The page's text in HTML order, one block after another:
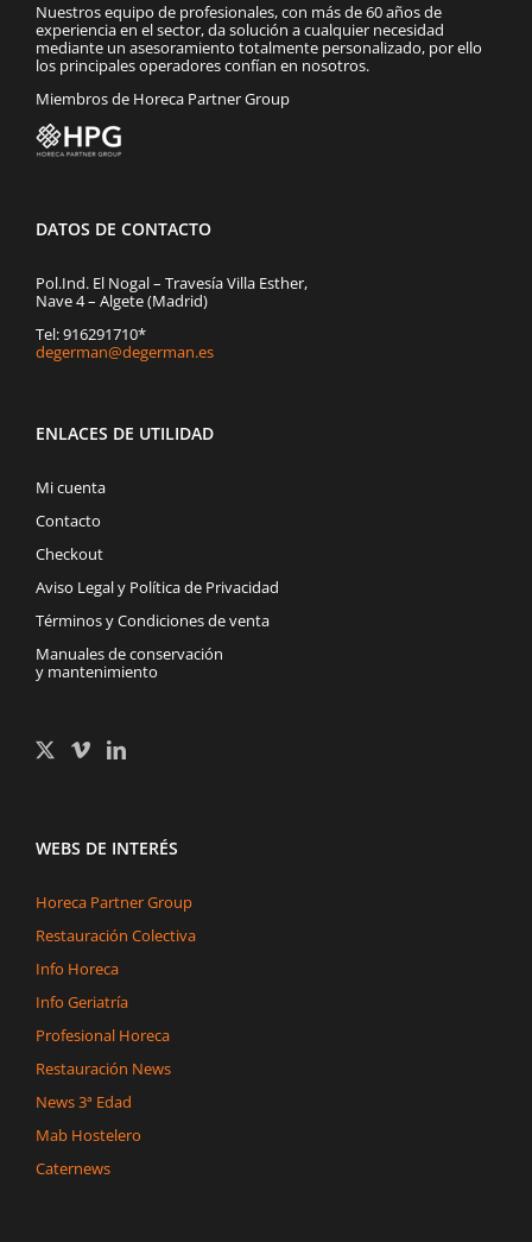
Nuestros equipo de profesionales, con más de 60 años de
experiencia en el sector, da solución a cualquier necesidad
mediante un asesoramiento totalmente personalizado, por ello
los principales operadores confían en nosotros.
Miembros de Horeca Partner Group
DATOS DE CONTACTO
Pol.Ind. El Nogal – Travesía Villa Esther,
Nave 4 – Algete (Madrid)
Tel: 916291710*
degerman@degerman.es
ENLACES DE UTILIDAD
Mi cuenta
Contacto
Checkout
Aviso Legal y Política de Privacidad
Términos y Condiciones de venta
Manuales de conservación
y mantenimiento
WEBS DE INTERÉS
Horeca Partner Group
Restauración Colectiva
Info Horeca
Info Geriatría
Profesional Horeca
Restauración News
News 3ª Edad
Mab Hostelero
Caternews